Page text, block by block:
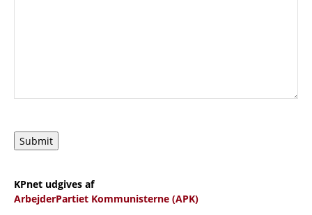
Submit
KPnet udgives af
ArbejderPartiet Kommunisterne (APK)